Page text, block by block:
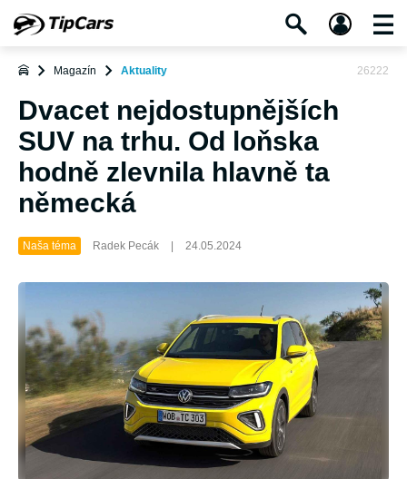
Magazín Aktuality 26222
Dvacet nejdostupnějších
SUV na trhu. Od loňska
hodně zlevnila hlavně ta
německá
Naša téma Radek Pecák 24.05.2024